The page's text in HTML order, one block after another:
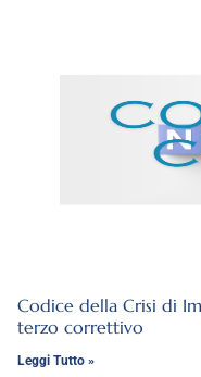
Codice della Crisi di
terzo correttivo
Leggi Tutto »